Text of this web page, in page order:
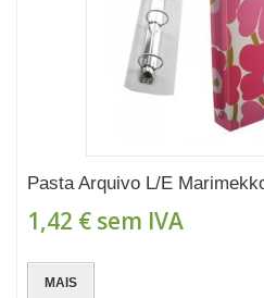
Pasta Arquivo L/E
1,42 € sem IVA
MAIS